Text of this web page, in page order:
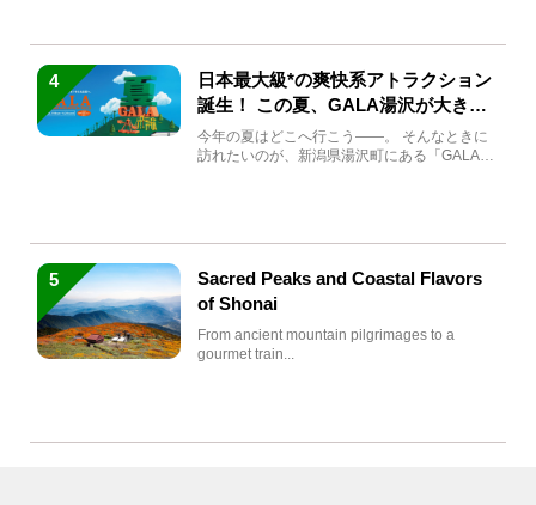
4
日本最大級*の爽快系アトラクション
誕生！ この夏、GALA湯沢が大きく
生まれ変わる
今年の夏はどこへ行こう――。 そんなときに
訪れたいのが、新潟県湯沢町にある「GALA湯
5
Sacred Peaks and Coastal Flavors
of Shonai
From ancient mountain pilgrimages to a
gourmet train...